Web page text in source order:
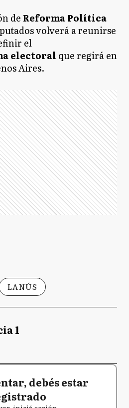
de Reforma Política
volverá a reunirse
el
electoral que regirá en
Aires.
LANÚS
1
debés estar